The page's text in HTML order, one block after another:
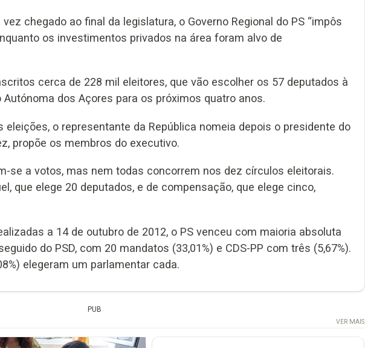
chegado ao final da legislatura, o Governo Regional do PS “impôs
os investimentos privados na área foram alvo de
cerca de 228 mil eleitores, que vão escolher os 57 deputados à
dos Açores para os próximos quatro anos.
o representante da República nomeia depois o presidente do
propõe os membros do executivo.
se a votos, mas nem todas concorrem nos dez círculos eleitorais.
que elege 20 deputados, e de compensação, que elege cinco,
a 14 de outubro de 2012, o PS venceu com maioria absoluta
do PSD, com 20 mandatos (33,01%) e CDS-PP com três (5,67%).
elegeram um parlamentar cada.
PUB
VER MAIS